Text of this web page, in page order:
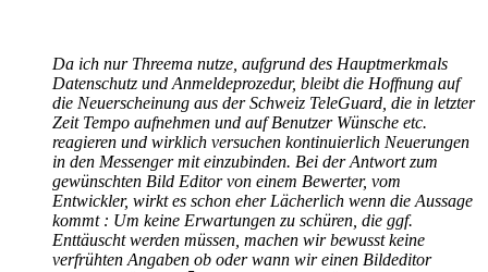
Da ich nur Threema nutze, aufgrund des Hauptmerkmals
Datenschutz und Anmeldeprozedur, bleibt die Hoffnung auf
die Neuerscheinung aus der Schweiz TeleGuard, die in letzter
Zeit Tempo aufnehmen und auf Benutzer Wünsche etc.
reagieren und wirklich versuchen kontinuierlich Neuerungen
in den Messenger mit einzubinden. Bei der Antwort zum
gewünschten Bild Editor von einem Bewerter, vom
Entwickler, wirkt es schon eher Lächerlich wenn die Aussage
kommt : Um keine Erwartungen zu schüren, die ggf.
Enttäuscht werden müssen, machen wir bewusst keine
verfrühten Angaben ob oder wann wir einen Bildeditor